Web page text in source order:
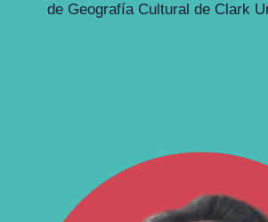
de Geografía Cultural de Clark